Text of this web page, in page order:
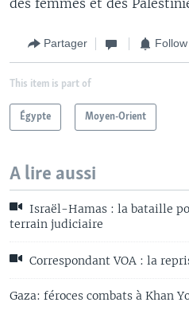
Partager
This item is part of
Égypte Moyen-Orient
A lire aussi
Israël-Hamas : la bataille
terrain judiciaire
Correspondant VOA : la
Gaza: féroces combats à Khan